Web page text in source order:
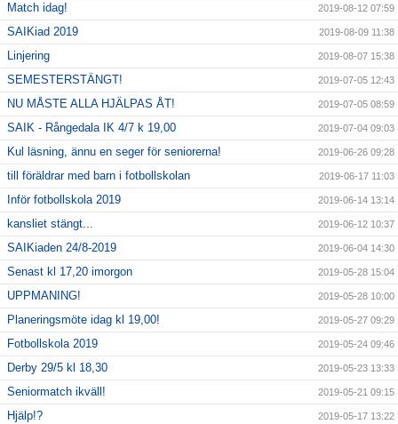
Match idag! 2019-08-12 07:59
SAIKiad 2019 2019-08-09 11:38
Linjering 2019-08-07 15:38
SEMESTERSTÄNGT! 2019-07-05 12:43
NU MÅSTE ALLA HJÄLPAS ÅT! 2019-07-05 08:59
SAIK - Rångedala IK 4/7 k 19,00 2019-07-04 09:03
Kul läsning, ännu en seger för seniorerna! 2019-06-26 09:28
till föräldrar med barn i fotbollskolan 2019-06-17 11:03
Inför fotbollskola 2019 2019-06-14 13:14
kansliet stängt... 2019-06-12 10:37
SAIKiaden 24/8-2019 2019-06-04 14:30
Senast kl 17,20 imorgon 2019-05-28 15:04
UPPMANING! 2019-05-28 10:00
Planeringsmöte idag kl 19,00! 2019-05-27 09:29
Fotbollskola 2019 2019-05-24 09:46
Derby 29/5 kl 18,30 2019-05-23 13:33
Seniormatch ikväll! 2019-05-21 09:15
Hjälp!? 2019-05-17 13:22